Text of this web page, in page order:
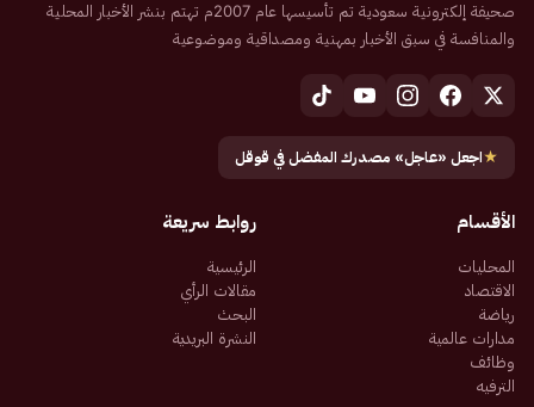
صحيفة إلكترونية سعودية تم تأسيسها عام 2007م تهتم بنشر الأخبار المحلية
والمنافسة في سبق الأخبار بمهنية ومصداقية وموضوعية
★اجعل «عاجل» مصدرك المفضل في قوقل
الأقسام
المحليات
الاقتصاد
رياضة
مدارات عالمية
وظائف
الترفيه
روابط سريعة
الرئيسية
مقالات الرأي
البحث
النشرة البريدية